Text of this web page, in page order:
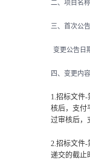
二、项目名
三、首次公告
变更公告日
四、变更内容
1.招标文件-
核后，支付
过审核后，
2.招标文件-
递交的截止